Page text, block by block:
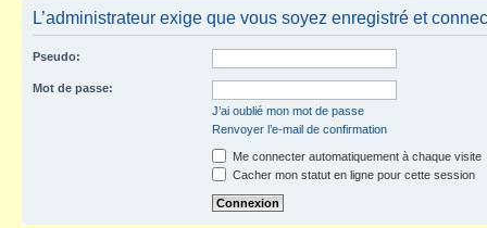
L’administrateur exige que vous soyez enregistré et
Pseudo:
Mot de passe:
J’ai oublié mon mot de passe
Renvoyer l’e-mail de confirmation
Me connecter automatiquement à chaque visite
Cacher mon statut en ligne pour cette session